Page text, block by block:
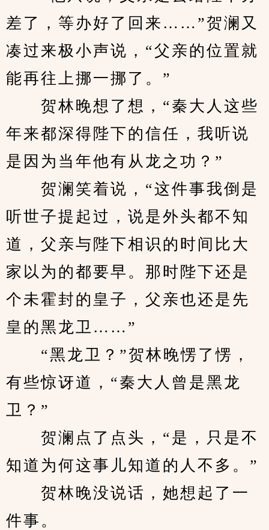
差了，等办好了回来……”贺澜又
凑过来极小声说，“父亲的位置就
能再往上挪一挪了。”
贺林晚想了想，“秦大人这些
年来都深得陛下的信任，我听说
是因为当年他有从龙之功？”
贺澜笑着说，“这件事我倒是
听世子提起过，说是外头都不知
道，父亲与陛下相识的时间比大
家以为的都要早。那时陛下还是
个未霍封的皇子，父亲也还是先
皇的黑龙卫……”
“黑龙卫？”贺林晚愣了愣，
有些惊讶道，“秦大人曾是黑龙
卫？”
贺澜点了点头，“是，只是不
知道为何这事儿知道的人不多。”
贺林晚没说话，她想起了一
件事。